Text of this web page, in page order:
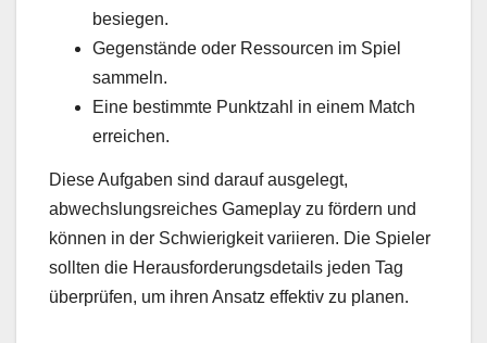
besiegen.
Gegenstände oder Ressourcen im Spiel
sammeln.
Eine bestimmte Punktzahl in einem Match
erreichen.
Diese Aufgaben sind darauf ausgelegt,
abwechslungsreiches Gameplay zu fördern und
können in der Schwierigkeit variieren. Die Spieler
sollten die Herausforderungsdetails jeden Tag
überprüfen, um ihren Ansatz effektiv zu planen.